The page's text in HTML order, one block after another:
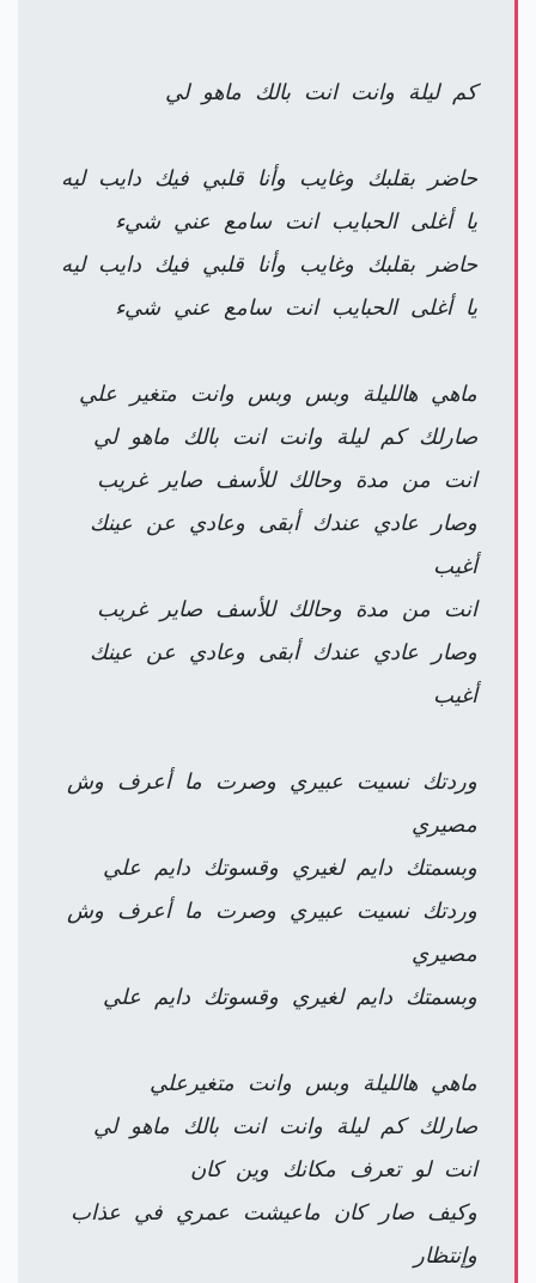
كم ليلة وانت انت بالك ماهو لي
حاضر بقلبك وغايب وأنا قلبي فيك دايب ليه
يا أغلى الحبايب انت سامع عني شيء
حاضر بقلبك وغايب وأنا قلبي فيك دايب ليه
يا أغلى الحبايب انت سامع عني شيء
ماهي هالليلة وبس وبس وانت متغير علي
صارلك كم ليلة وانت انت بالك ماهو لي
انت من مدة وحالك للأسف صاير غريب
وصار عادي عندك أبقى وعادي عن عينك
أغيب
انت من مدة وحالك للأسف صاير غريب
وصار عادي عندك أبقى وعادي عن عينك
أغيب
وردتك نسيت عبيري وصرت ما أعرف وش
مصيري
وبسمتك دايم لغيري وقسوتك دايم علي
وردتك نسيت عبيري وصرت ما أعرف وش
مصيري
وبسمتك دايم لغيري وقسوتك دايم علي
ماهي هالليلة وبس وانت متغيرعلي
صارلك كم ليلة وانت انت بالك ماهو لي
انت لو تعرف مكانك وين كان
وكيف صار كان ماعيشت عمري في عذاب
وإنتظار